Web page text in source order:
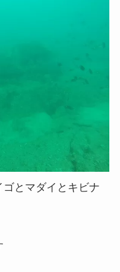
とマダイとキビナ